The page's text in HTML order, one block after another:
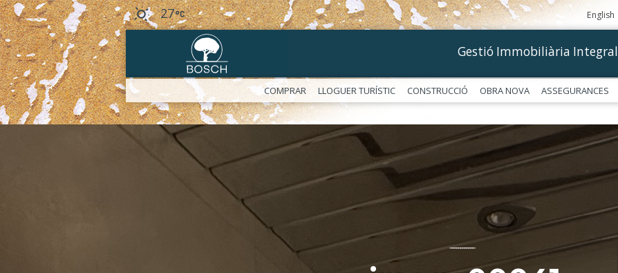
27 English
Gestió Immobiliària Integral
COMPRAR LLOGUER TURÍSTIC CONSTRUCCIÓ OBRA NOVA ASSEGURANCES
––––––––––––